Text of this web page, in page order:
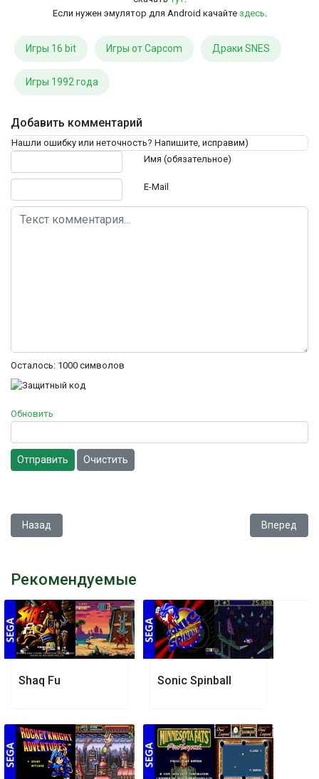
Если нужен эмулятор для Android качайте здесь.
Игры 16 bit Игры от Capcom Драки SNES
Игры 1992 года
Добавить комментарий
Нашли ошибку или неточность? Напишите, исправим)
Имя (обязательное)
E-Mail
Осталось: 1000 символов
Обновить
Отправить Очистить
Предыдущий: Robotrek
Назад Следующий:
Вперед
Рекомендуемые
Shaq Fu Sonic Spinball